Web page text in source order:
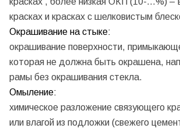
красках и красках с шелковистым
Окрашивание на стыке:
окрашивание поверхности,
которая не должна быть окрашена,
рамы без окрашивания стекла.
Омыление:
химическое разложение связующего
или влагой из подложки (свежего